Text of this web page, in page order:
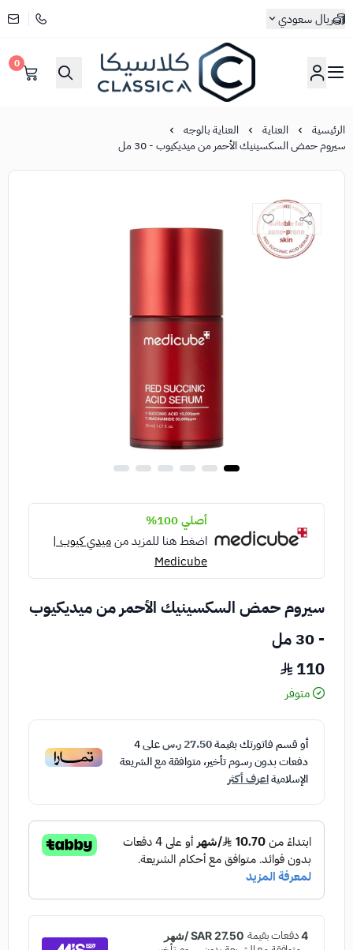
ريال سعودي
كلاسيكا
0
الرئيسية العناية
العناية بالوجه
سيروم حمض السكسينيك الأحمر من ميديكيوب - 30 مل
أصلي 100%
اضغط هنا للمزيد منميدي كيوب |
Medicube
سيروم حمض السكسينيك الأحمر من ميديكيوب
- 30 مل
110
متوفر
أو قسم فاتورتك بقيمة27.50 ر.س على4
دفعات بدون رسوم تأخير، متوافقة مع الشريعة
الإسلاميةاعرف أكثر